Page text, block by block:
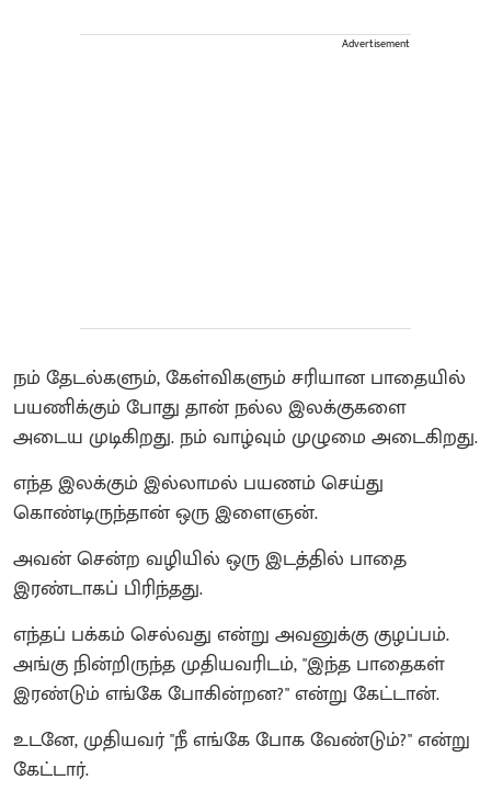
Advertisement
நம் தேடல்களும், கேள்விகளும் சரியான பாதையில்
பயணிக்கும் போது தான் நல்ல இலக்குகளை
அடைய முடிகிறது. நம் வாழ்வும் முழுமை அடைகிறது.
எந்த இலக்கும் இல்லாமல் பயணம் செய்து
கொண்டிருந்தான் ஒரு இளைஞன்.
அவன் சென்ற வழியில் ஒரு இடத்தில் பாதை
இரண்டாகப் பிரிந்தது.
எந்தப் பக்கம் செல்வது என்று அவனுக்கு குழப்பம்.
அங்கு நின்றிருந்த முதியவரிடம், "இந்த பாதைகள்
இரண்டும் எங்கே போகின்றன?" என்று கேட்டான்.
உடனே, முதியவர் "நீ எங்கே போக வேண்டும்?" என்று
கேட்டார்.